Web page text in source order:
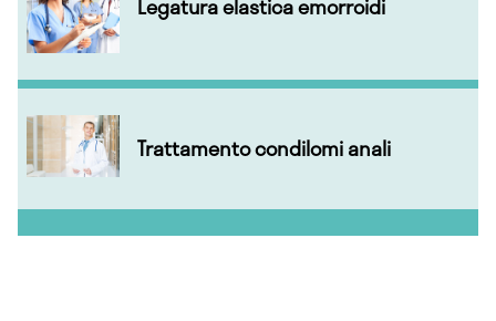
Legatura elastica emorroidi
Trattamento condilomi anali